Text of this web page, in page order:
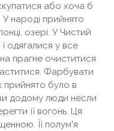
або хоча б
народі прийнято
озері. У Чистий
одягалися у все
прагне очиститися
Фарбувати
прийнято було в
додому люди несли
її вогонь. Ця
Її полум'я